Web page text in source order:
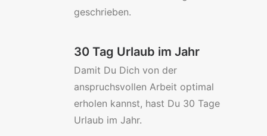
geschrieben.
30 Tag Urlaub im Jahr
Damit Du Dich von der
anspruchsvollen Arbeit optimal
erholen kannst, hast Du 30 Tage
Urlaub im Jahr.